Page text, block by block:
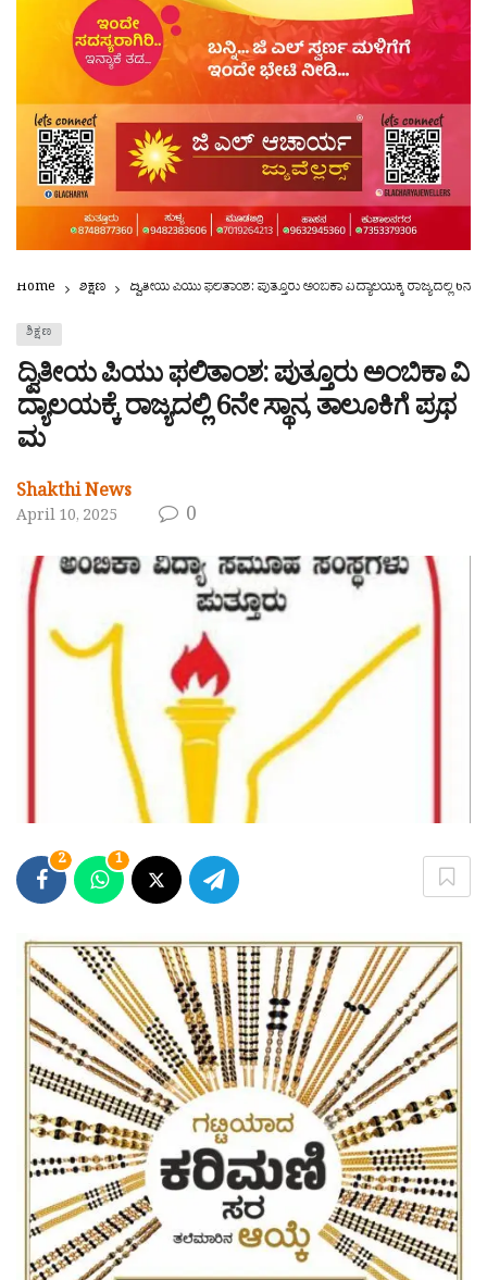
Home ಶಿಕ್ಷಣ ದ್ವಿತೀಯ ಪಿಯು ಫಲಿತಾಂಶ: ಪುತ್ತೂರು ಅಂಬಿಕಾ ವಿದ್ಯಾಲಯಕ್ಕೆ ರಾಜ್ಯದಲ್ಲಿ 6ನೇ
ಶಿಕ್ಷಣ
ದ್ವಿತೀಯ ಪಿಯು ಫಲಿತಾಂಶ: ಪುತ್ತೂರು ಅಂಬಿಕಾ ವಿ
ದ್ಯಾಲಯಕ್ಕೆ ರಾಜ್ಯದಲ್ಲಿ 6ನೇ ಸ್ಥಾನ, ತಾಲೂಕಿಗೆ ಪ್ರಥ
ಮ
Shakthi News
April 10, 2025 0
2 1